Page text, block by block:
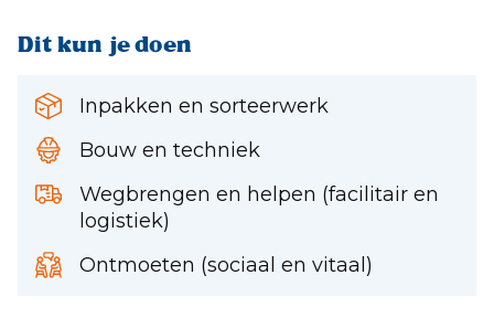
Dit kun je doen
Inpakken en sorteerwerk
Bouw en techniek
Wegbrengen en helpen (facilitair en
logistiek)
Ontmoeten (sociaal en vitaal)